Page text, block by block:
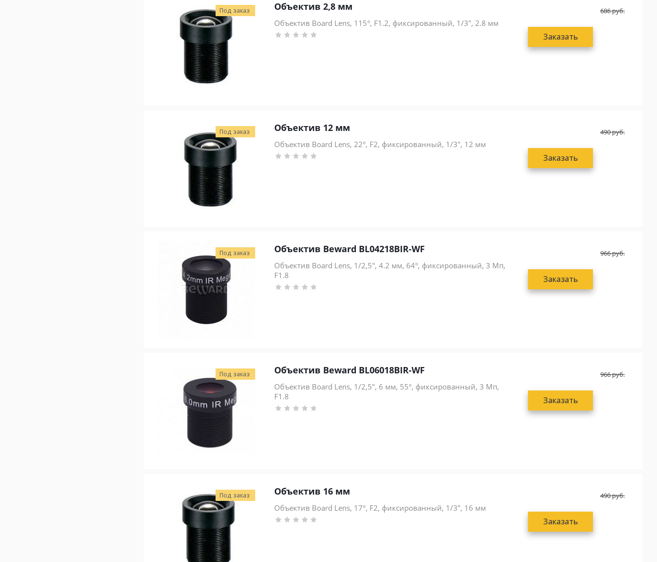
Под заказ Объектив 2,8 мм
Объектив Board Lens, 115°, F1.2, фиксированный, 1/3", 2.8 мм
686руб.
Заказать
Под заказ Объектив 12 мм
Объектив Board Lens, 22°, F2, фиксированный, 1/3", 12 мм
490руб.
Заказать
Под заказ Объектив Beward BL04218BIR-WF
Объектив Board Lens, 1/2,5", 4.2 мм, 64°, фиксированный, 3 Мп,
F1.8
966руб.
Заказать
Под заказ Объектив Beward BL06018BIR-WF
Объектив Board Lens, 1/2,5", 6 мм, 55°, фиксированный, 3 Мп,
F1.8
966руб.
Заказать
Под заказ Объектив 16 мм
Объектив Board Lens, 17°, F2, фиксированный, 1/3", 16 мм
490руб.
Заказать